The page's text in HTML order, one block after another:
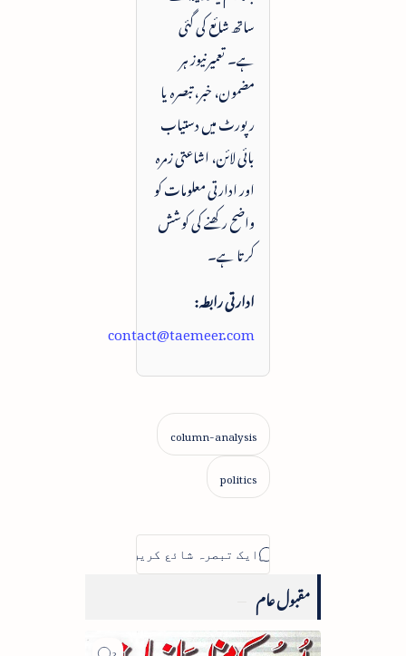
ساتھ شائع کی گئی
ہے۔ تعمیرنیوز ہر
مضمون، خبر، تبصرہ یا
رپورٹ میں دستیاب
بائی لائن، اشاعتی زمرہ
اور ادارتی معلومات کو
واضح رکھنے کی کوشش
کرتا ہے۔
ادارتی رابطہ:
contact@taemeer.com
مقبول عام